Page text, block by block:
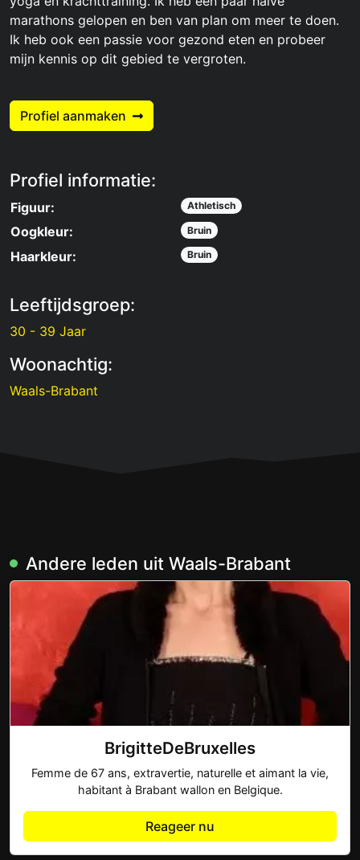
marathons gelopen en ben van plan om meer te doen.
Ik heb ook een passie voor gezond eten en probeer
mijn kennis op dit gebied te vergroten.
Profiel aanmaken
Profiel informatie:
Figuur: Athletisch
Oogkleur: Bruin
Haarkleur: Bruin
Leeftijdsgroep:
30 - 39 Jaar
Woonachtig:
Waals-Brabant
Andere leden uit Waals-Brabant
BrigitteDeBruxelles
Femme de 67 ans, extravertie, naturelle et aimant la vie,
habitant à Brabant wallon en Belgique.
Reageer nu